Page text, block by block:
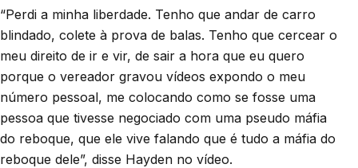
“Perdi a minha liberdade. Tenho que andar de carro
blindado, colete à prova de balas. Tenho que cercear o
meu direito de ir e vir, de sair a hora que eu quero
porque o vereador gravou vídeos expondo o meu
número pessoal, me colocando como se fosse uma
pessoa que tivesse negociado com uma pseudo máfia
do reboque, que ele vive falando que é tudo a máfia do
reboque dele”, disse Hayden no vídeo.